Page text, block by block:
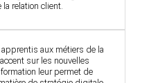
relation client.
aux métiers de la
sur les nouvelles
formation leur permet de